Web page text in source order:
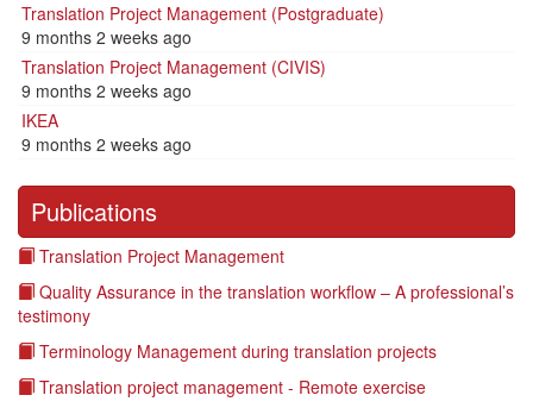
Translation Project Management (Postgraduate)
9 months 2 weeks ago
Translation Project Management (CIVIS)
9 months 2 weeks ago
IKEA
9 months 2 weeks ago
Publications
Translation Project Management
Quality Assurance in the translation workflow – A professional’s
testimony
Terminology Management during translation projects
Translation project management - Remote exercise